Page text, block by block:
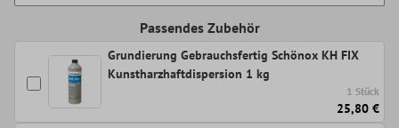
Passendes Zubehör
Grundierung Gebrauchsfertig Schönox KH FIX
Kunstharzhaftdispersion 1 kg
1 Stück
25,80 €